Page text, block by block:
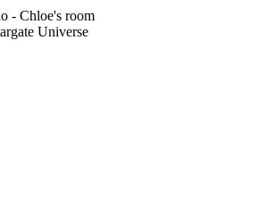
- Chloe's room
Universe